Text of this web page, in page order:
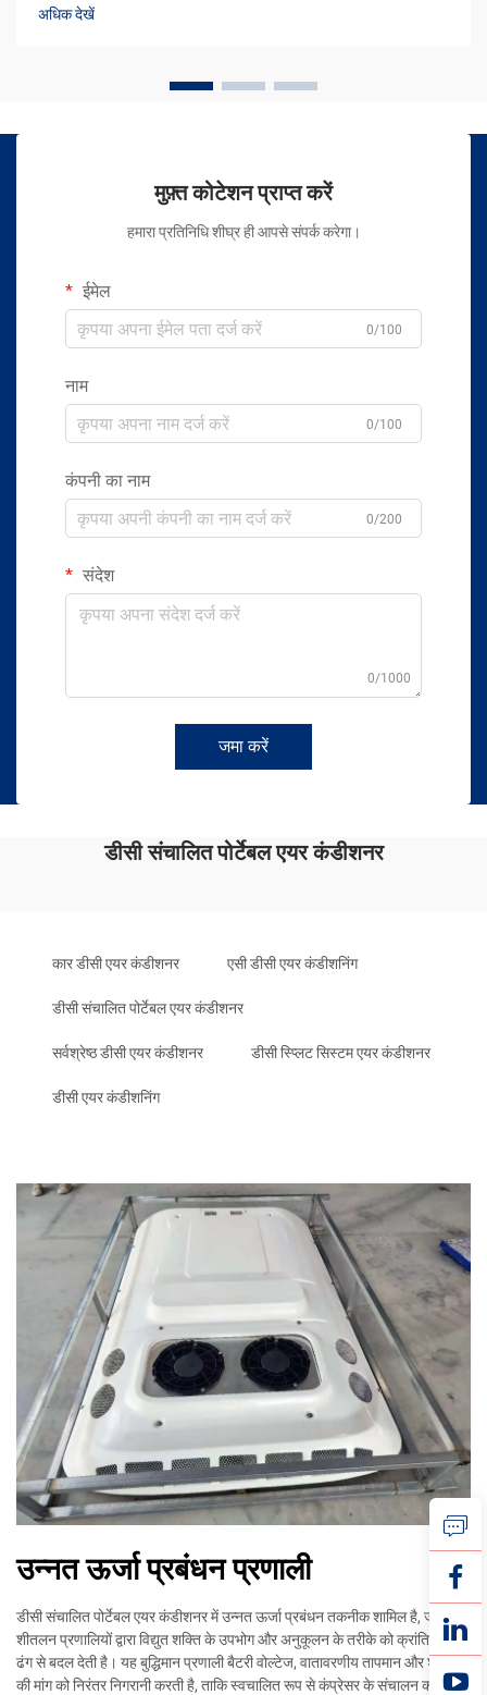
अधिक देखें
मुफ़्त कोटेशन प्राप्त करें
हमारा प्रतिनिधि शीघ्र ही आपसे संपर्क करेगा।
ईमेल
0/100
नाम
0/100
कंपनी का नाम
0/200
संदेश
0/1000
जमा करें
डीसी संचालित पोर्टेबल एयर कंडीशनर
कार डीसी एयर कंडीशनर एसी डीसी एयर कंडीशनिंग
डीसी संचालित पोर्टेबल एयर कंडीशनर
सर्वश्रेष्ठ डीसी एयर कंडीशनर डीसी स्प्लिट सिस्टम एयर कंडीशनर
डीसी एयर कंडीशनिंग
उन्नत ऊर्जा प्रबंधन प्रणाली
डीसी संचालित पोर्टेबल एयर कंडीशनर में उन्नत ऊर्जा प्रबंधन तकनीक शामिल है, जो
शीतलन प्रणालियों द्वारा विद्युत शक्ति के उपभोग और अनुकूलन के तरीके को क्रांतिकारी
ढंग से बदल देती है। यह बुद्धिमान प्रणाली बैटरी वोल्टेज, वातावरणीय तापमान और शीतलन
की मांग को निरंतर निगरानी करती है, ताकि स्वचालित रूप से कंप्रेसर के संचालन को